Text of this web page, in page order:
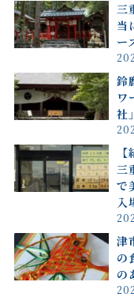
三
当
ー
鈴
ワ
社」
三
で
入
津
の
の